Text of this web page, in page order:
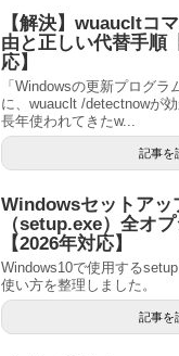
【解決】wuaucltコ
由と正しい代替手順
応】
「Windowsの更新プログ
に、wuauclt /detectnowが
長年使われてきたw...
記事を
Windowsセットアッ
（setup.exe）全オ
【2026年対応】
Windows10で使用する
使い方を整理しました。
記事を